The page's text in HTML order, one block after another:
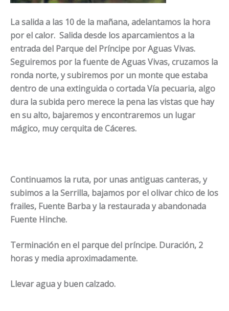
La salida a las 10 de la mañana, adelantamos la hora
por el calor. Salida desde los aparcamientos a la
entrada del Parque del Príncipe por Aguas Vivas.
Seguiremos por la fuente de Aguas Vivas, cruzamos la
ronda norte, y subiremos por un monte que estaba
dentro de una extinguida o cortada Vía pecuaria, algo
dura la subida pero merece la pena las vistas que hay
en su alto, bajaremos y encontraremos un lugar
mágico, muy cerquita de Cáceres.
Continuamos la ruta, por unas antiguas canteras, y
subimos a la Serrilla, bajamos por el olivar chico de los
frailes, Fuente Barba y la restaurada y abandonada
Fuente Hinche.
Terminación en el parque del príncipe. Duración, 2
horas y media aproximadamente.
Llevar agua y buen calzado.